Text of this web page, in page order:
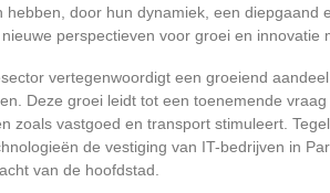
hebben, door hun dynamiek, een diepgaand
perspectieven voor groei en innovatie
vertegenwoordigt een groeiend
Deze groei leidt tot een toenemende
zoals vastgoed en transport stimuleert.
de vestiging van IT-bedrijven in
van de hoofdstad.